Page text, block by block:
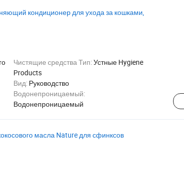
кондиционер для ухода за кошками,
Чистящие средства Тип:Устные Hygiene
Products
Вид: Руководство
Водонепроницаемый:
Водонепроницаемый
масла Nature для сфинксов